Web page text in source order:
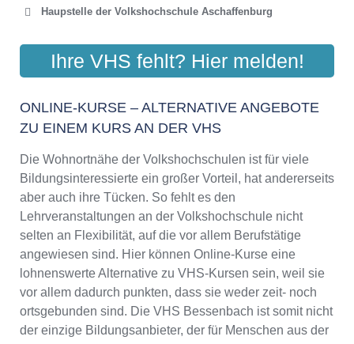
Haupstelle der Volkshochschule Aschaffenburg
VHS ASCHAFFENBURG
Luitpoldstr. 2, 63739 Aschaffenburg
Ihre VHS fehlt? Hier melden!
ONLINE-KURSE – ALTERNATIVE ANGEBOTE
ZU EINEM KURS AN DER VHS
Die Wohnortnähe der Volkshochschulen ist für viele
Bildungsinteressierte ein großer Vorteil, hat andererseits
aber auch ihre Tücken. So fehlt es den
Lehrveranstaltungen an der Volkshochschule nicht
selten an Flexibilität, auf die vor allem Berufstätige
angewiesen sind. Hier können Online-Kurse eine
lohnenswerte Alternative zu VHS-Kursen sein, weil sie
vor allem dadurch punkten, dass sie weder zeit- noch
ortsgebunden sind. Die VHS Bessenbach ist somit nicht
der einzige Bildungsanbieter, der für Menschen aus der